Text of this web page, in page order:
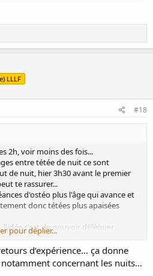
LLLF
#18
2h, voir moins des fois...
entre tétée de nuit ce sont
de nuit, hier 3h30 avant le premier
te rassurer...
d'ostéo plus l'âge qui avance et
donc tétées plus apaisées
l'idée c'est de pouvoir déléguer
pouvoir s'absenter, donc on a
il venait de commencer donc quand
bibi.
pour déplier...
d’expérience… ça donne
concernant les nuits…